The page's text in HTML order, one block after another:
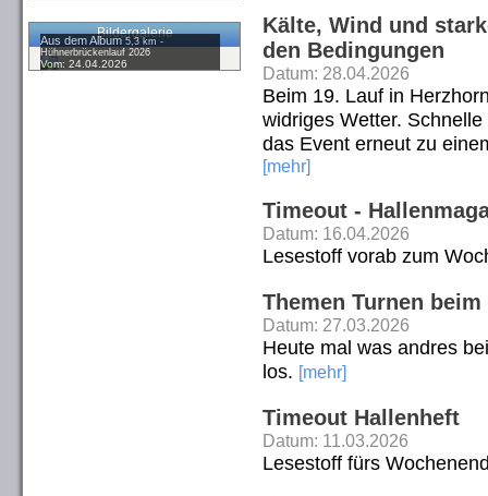
Bildergalerie
Aus dem Album5,3 km -
Hühnerbrückenlauf 2026
Vom: 24.04.2026
Kälte, Wind und
den Bedingungen
Datum: 28.04.2026
Beim 19. Lauf in
widriges Wetter.
das Event erneut zu
[mehr]
Timeout -
Datum: 16.04.2026
Lesestoff vorab zum
Themen Turnen
Datum: 27.03.2026
Heute mal was andres
los. [mehr]
Timeout Hallenheft
Datum: 11.03.2026
Lesestoff fürs